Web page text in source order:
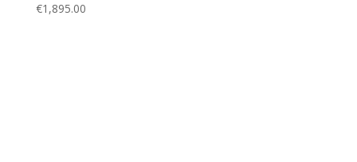
€1,895.00